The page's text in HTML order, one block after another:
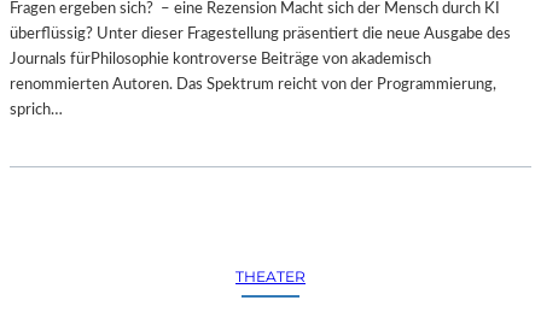
Fragen ergeben sich? – eine Rezension Macht sich der Mensch durch KI
überflüssig? Unter dieser Fragestellung präsentiert die neue Ausgabe des
Journals fürPhilosophie kontroverse Beiträge von akademisch
renommierten Autoren. Das Spektrum reicht von der Programmierung,
sprich…
THEATER